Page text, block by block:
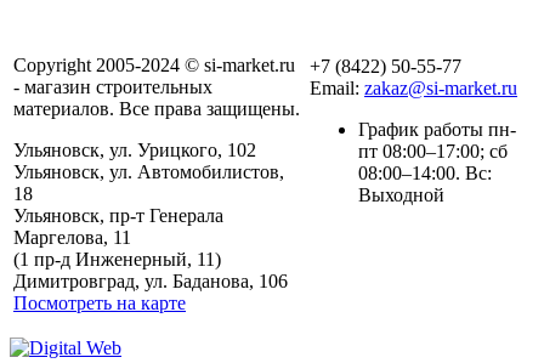
Copyright 2005-2024 © si-market.ru
- магазин строительных
материалов. Все права защищены.
Ульяновск, ул. Урицкого, 102
Ульяновск, ул. Автомобилистов,
18
Ульяновск, пр-т Генерала
Маргелова, 11
(1 пр-д Инженерный, 11)
Димитровград, ул. Баданова, 106
Посмотреть на карте
+7 (8422) 50-55-77
Email: zakaz@si-market.ru
График работы пн-
пт 08:00–17:00; сб
08:00–14:00. Вс:
Выходной